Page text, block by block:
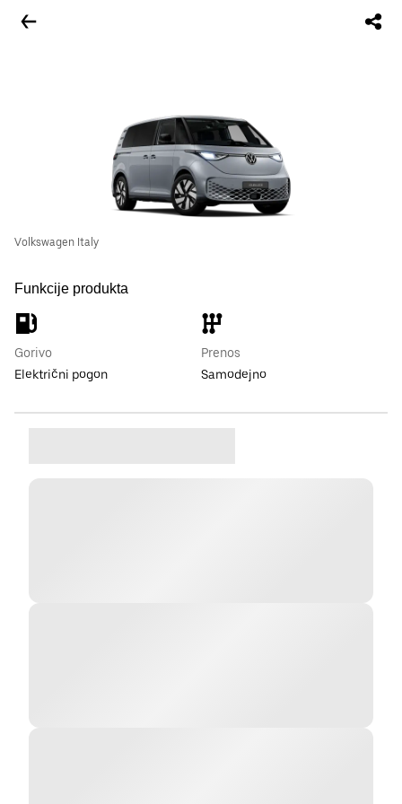
Volkswagen Italy
Funkcije produkta
Gorivo
Električni pogon
Prenos
Samodejno